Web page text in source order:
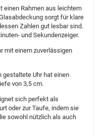
einen Rahmen aus leichtem
sorgt für klare
Zahlen gut lesbar sind.
und Sekundenzeiger.
mit einem zuverlässigen
gestaltete Uhr hat einen
von 3,5 cm.
sich perfekt als
oder zur Taufe, indem sie
sowohl nützlich als auch